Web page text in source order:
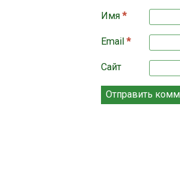
Имя *
Email *
Сайт